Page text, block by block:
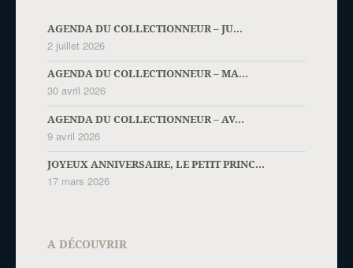
AGENDA DU COLLECTIONNEUR – JU...
2 juillet 2026
AGENDA DU COLLECTIONNEUR – MA...
30 avril 2026
AGENDA DU COLLECTIONNEUR – AV...
9 avril 2026
JOYEUX ANNIVERSAIRE, LE PETIT PRINC...
17 mars 2026
A DÉCOUVRIR